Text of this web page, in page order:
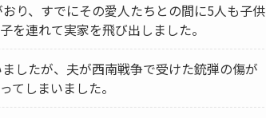
り、すでにその愛人たちとの間に5人も子供
を連れて実家を飛び出しました。
したが、夫が西南戦争で受けた銃弾の傷が
てしまいました。